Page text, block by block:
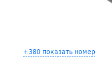
+380 показать номер